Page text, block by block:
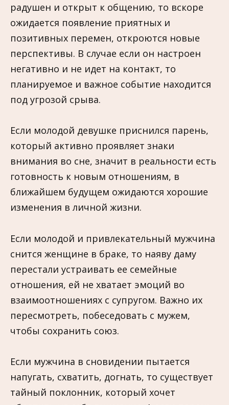
радушен и открыт к общению, то вскоре
ожидается появление приятных и
позитивных перемен, откроются новые
перспективы. В случае если он настроен
негативно и не идет на контакт, то
планируемое и важное событие находится
под угрозой срыва.
Если молодой девушке приснился парень,
который активно проявляет знаки
внимания во сне, значит в реальности есть
готовность к новым отношениям, в
ближайшем будущем ожидаются хорошие
изменения в личной жизни.
Если молодой и привлекательный мужчина
снится женщине в браке, то наяву даму
перестали устраивать ее семейные
отношения, ей не хватает эмоций во
взаимоотношениях с супругом. Важно их
пересмотреть, побеседовать с мужем,
чтобы сохранить союз.
Если мужчина в сновидении пытается
напугать, схватить, догнать, то существует
тайный поклонник, который хочет